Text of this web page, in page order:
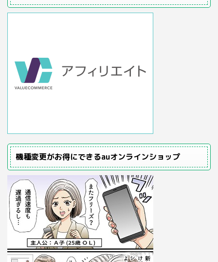
機種変更がお得にできるauオンラインショップ